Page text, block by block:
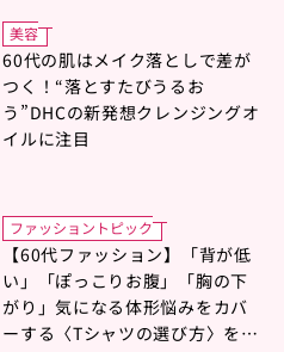
美容
60代の肌はメイク落としで差が
つく！“落とすたびうるお
う”DHCの新発想クレンジングオ
イルに注目
ファッショントピック
【60代ファッション】「背が低
い」「ぽっこりお腹」「胸の下
がり」気になる体形悩みをカバ
ーする〈Tシャツの選び方〉をス